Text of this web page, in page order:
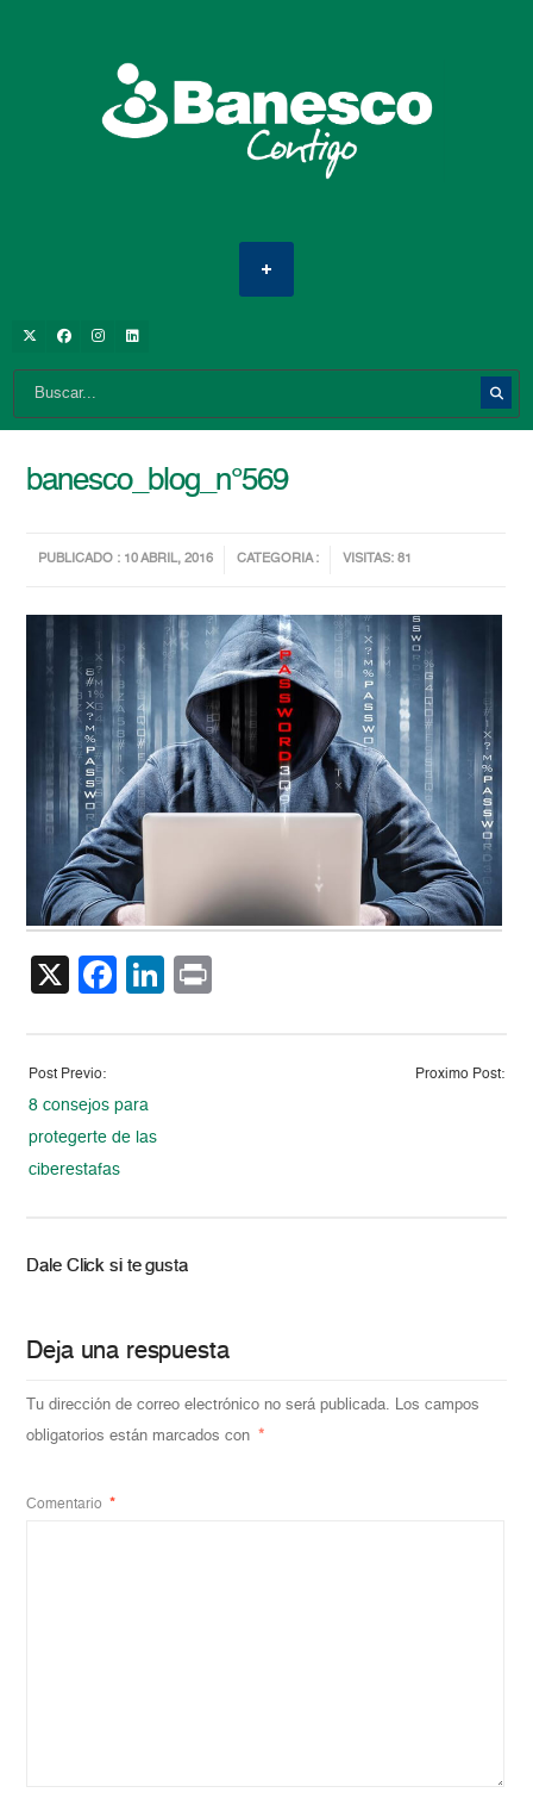
banesco_blog_n°569
PUBLICADO : 10 ABRIL, 2016 CATEGORIA : VISITAS: 81
X Facebook
LinkedIn
Post Previo:
8 consejos para
protegerte de las
ciberestafas
Proximo Post:
Dale Click si te gusta
Deja una respuesta
Tu dirección de correo electrónico no será publicada. Los campos
obligatorios están marcados con *
Comentario *